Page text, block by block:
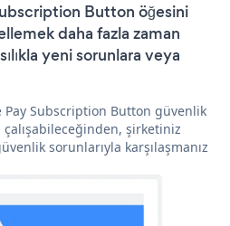
Button öğesini
daha fazla zaman
yeni sorunlara veya
Pay Subscription Button güvenlik
çalışabileceğinden, şirketiniz
sorunlarıyla karşılaşmanız